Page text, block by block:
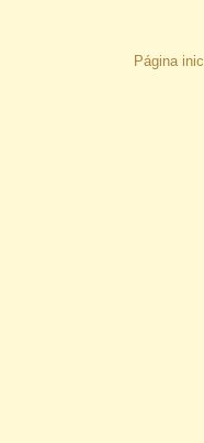
Página